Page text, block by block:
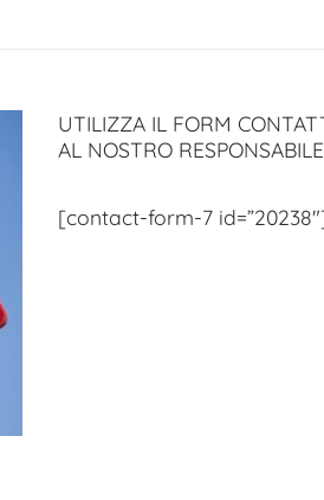
UTILIZZA IL FORM
AL NOSTRO
[contact-form-7